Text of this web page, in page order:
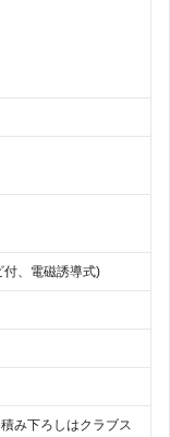
付、電磁誘導式)
み下ろしはクラブス